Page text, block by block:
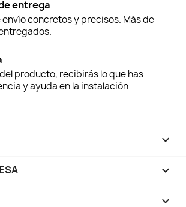
entrega
envío concretos y precisos. Más de
producto, recibirás lo que has
y ayuda en la instalación


